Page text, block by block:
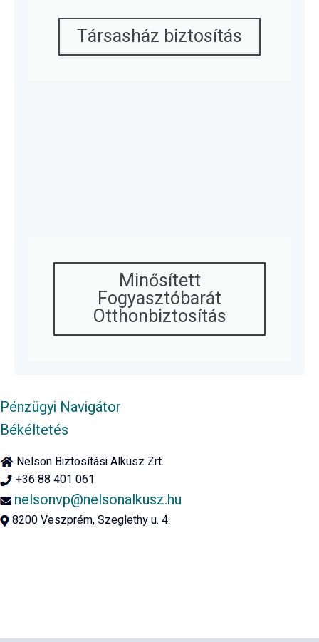
Társasház biztosítás
Minősített
Fogyasztóbarát
Otthonbiztosítás
Pénzügyi Navigátor
Békéltetés
Nelson Biztosítási Alkusz Zrt.
+36 88 401 061
nelsonvp@nelsonalkusz.hu
8200 Veszprém, Szeglethy u. 4.